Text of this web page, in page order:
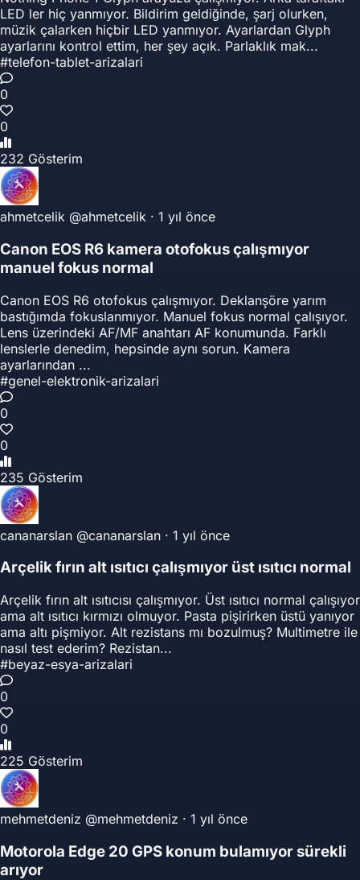
LED ler hiç yanmıyor. Bildirim geldiğinde, şarj olurken,
müzik çalarken hiçbir LED yanmıyor. Ayarlardan Glyph
ayarlarını kontrol ettim, her şey açık. Parlaklık mak...
#telefon-tablet-arizalari
0
0
232 Gösterim
ahmetcelik @ahmetcelik · 1 yıl önce
Canon EOS R6 kamera otofokus çalışmıyor
manuel fokus normal
Canon EOS R6 otofokus çalışmıyor. Deklanşöre yarım
bastığımda fokuslanmıyor. Manuel fokus normal çalışıyor.
Lens üzerindeki AF/MF anahtarı AF konumunda. Farklı
lenslerle denedim, hepsinde aynı sorun. Kamera
ayarlarından ...
#genel-elektronik-arizalari
0
0
235 Gösterim
cananarslan @cananarslan · 1 yıl önce
Arçelik fırın alt ısıtıcı çalışmıyor üst ısıtıcı normal
Arçelik fırın alt ısıtıcısı çalışmıyor. Üst ısıtıcı normal çalışıyor
ama alt ısıtıcı kırmızı olmuyor. Pasta pişirirken üstü yanıyor
ama altı pişmiyor. Alt rezistans mı bozulmuş? Multimetre ile
nasıl test ederim? Rezistan...
#beyaz-esya-arizalari
0
0
225 Gösterim
mehmetdeniz @mehmetdeniz · 1 yıl önce
Motorola Edge 20 GPS konum bulamıyor sürekli
arıyor